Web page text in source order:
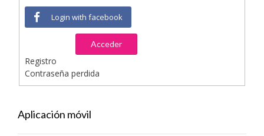
Login with facebook
Acceder
Registro
Contraseña perdida
Aplicación móvil